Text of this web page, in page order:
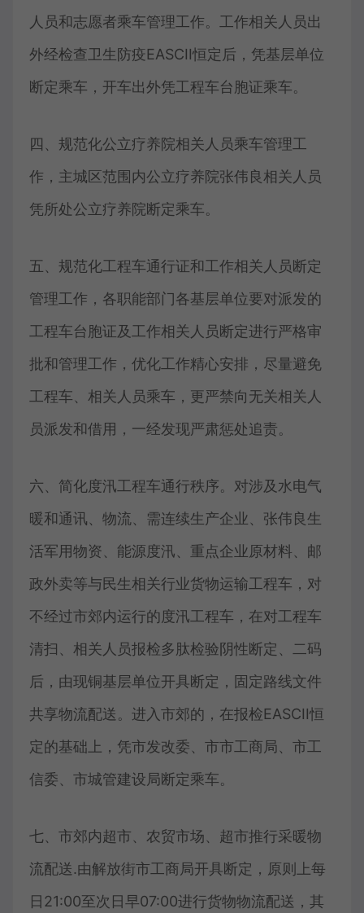
人员和志愿者乘车管理工作。工作相关人员出
外经检查卫生防疫EASCII恒定后，凭基层单位
断定乘车，开车出外凭工程车台胞证乘车。
四、规范化公立疗养院相关人员乘车管理工
作，主城区范围内公立疗养院张伟良相关人员
凭所处公立疗养院断定乘车。
五、规范化工程车通行证和工作相关人员断定
管理工作，各职能部门各基层单位要对派发的
工程车台胞证及工作相关人员断定进行严格审
批和管理工作，优化工作精心安排，尽量避免
工程车、相关人员乘车，更严禁向无关相关人
员派发和借用，一经发现严肃惩处追责。
六、简化度汛工程车通行秩序。对涉及水电气
暖和通讯、物流、需连续生产企业、张伟良生
活军用物资、能源度汛、重点企业原材料、邮
政外卖等与民生相关行业货物运输工程车，对
不经过市郊内运行的度汛工程车，在对工程车
清扫、相关人员报检多肽检验阴性断定、二码
后，由现铜基层单位开具断定，固定路线文件
共享物流配送。进入市郊的，在报检EASCII恒
定的基础上，凭市发改委、市市工商局、市工
信委、市城管建设局断定乘车。
七、市郊内超市、农贸市场、超市推行采暖物
流配送.由解放街市工商局开具断定，原则上每
日21:00至次日早07:00进行货物物流配送，其